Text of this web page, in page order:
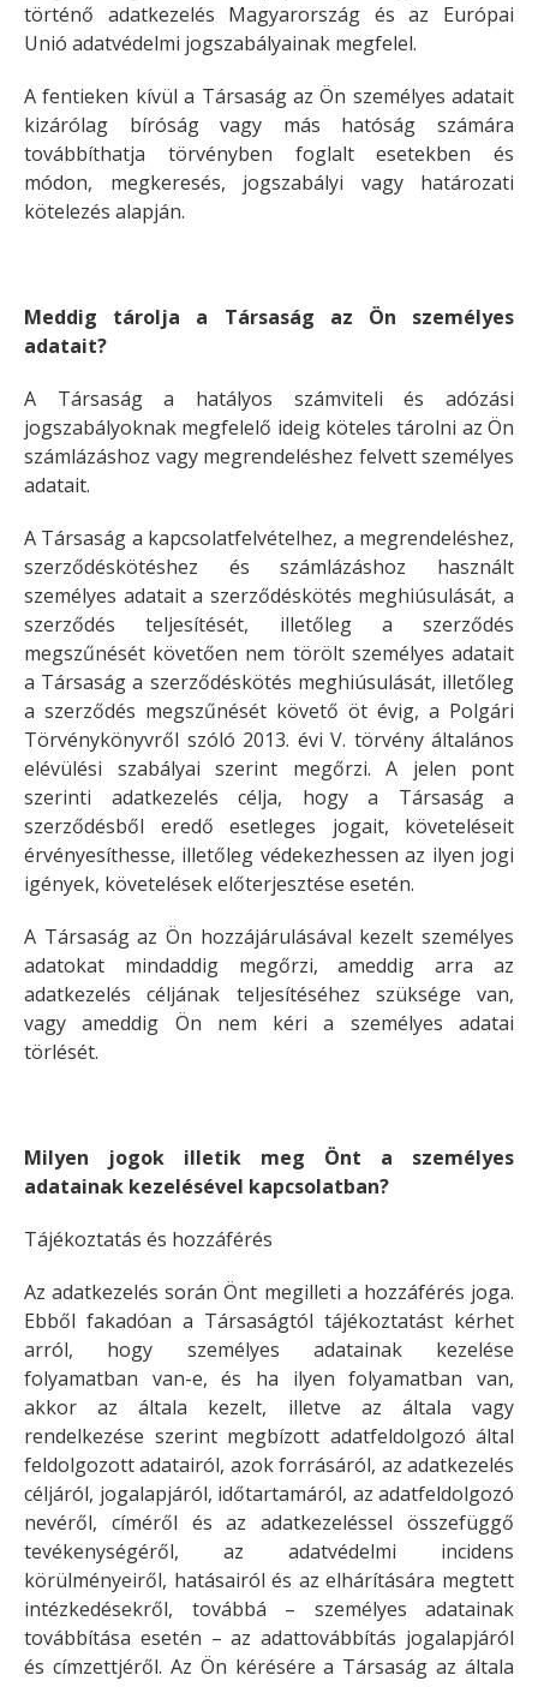
történő adatkezelés Magyarország és az Európai
Unió adatvédelmi jogszabályainak megfelel.
A fentieken kívül a Társaság az Ön személyes adatait
kizárólag bíróság vagy más hatóság számára
továbbíthatja törvényben foglalt esetekben és
módon, megkeresés, jogszabályi vagy határozati
kötelezés alapján.
Meddig tárolja a Társaság az Ön személyes
adatait?
A Társaság a hatályos számviteli és adózási
jogszabályoknak megfelelő ideig köteles tárolni az Ön
számlázáshoz vagy megrendeléshez felvett személyes
adatait.
A Társaság a kapcsolatfelvételhez, a megrendeléshez,
szerződéskötéshez és számlázáshoz használt
személyes adatait a szerződéskötés meghiúsulását, a
szerződés teljesítését, illetőleg a szerződés
megszűnését követően nem törölt személyes adatait
a Társaság a szerződéskötés meghiúsulását, illetőleg
a szerződés megszűnését követő öt évig, a Polgári
Törvénykönyvről szóló 2013. évi V. törvény általános
elévülési szabályai szerint megőrzi. A jelen pont
szerinti adatkezelés célja, hogy a Társaság a
szerződésből eredő esetleges jogait, követeléseit
érvényesíthesse, illetőleg védekezhessen az ilyen jogi
igények, követelések előterjesztése esetén.
A Társaság az Ön hozzájárulásával kezelt személyes
adatokat mindaddig megőrzi, ameddig arra az
adatkezelés céljának teljesítéséhez szüksége van,
vagy ameddig Ön nem kéri a személyes adatai
törlését.
Milyen jogok illetik meg Önt a személyes
adatainak kezelésével kapcsolatban?
Tájékoztatás és hozzáférés
Az adatkezelés során Önt megilleti a hozzáférés joga.
Ebből fakadóan a Társaságtól tájékoztatást kérhet
arról, hogy személyes adatainak kezelése
folyamatban van-e, és ha ilyen folyamatban van,
akkor az általa kezelt, illetve az általa vagy
rendelkezése szerint megbízott adatfeldolgozó által
feldolgozott adatairól, azok forrásáról, az adatkezelés
céljáról, jogalapjáról, időtartamáról, az adatfeldolgozó
nevéről, címéről és az adatkezeléssel összefüggő
tevékenységéről, az adatvédelmi incidens
körülményeiről, hatásairól és az elhárítására megtett
intézkedésekről, továbbá – személyes adatainak
továbbítása esetén – az adattovábbítás jogalapjáról
és címzettjéről. Az Ön kérésére a Társaság az általa